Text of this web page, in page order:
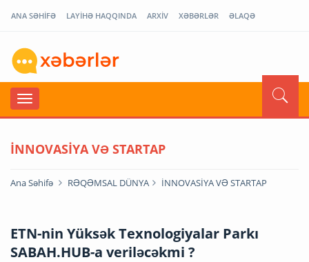
ANA SƏHİFƏ LAYİHƏ HAQQINDA ARXİV XƏBƏRLƏR ƏLAQƏ
İNNOVASİYA VƏ STARTAP
Ana Səhifə RƏQƏMSAL DÜNYA İNNOVASİYA VƏ STARTAP
ETN-nin Yüksək Texnologiyalar Parkı
SABAH.HUB-a veriləcəkmi ?